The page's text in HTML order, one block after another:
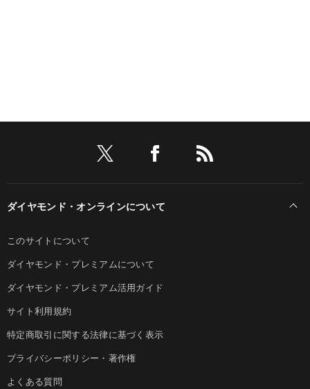
ダイヤモンド・オンラインについて
このサイトについて
ダイヤモンド・プレミアムについて
ダイヤモンド・プレミアム活用ガイド
サイト利用規約
特定商取引に関する法律に基づく表示
プライバシーポリシー・著作権
よくある質問